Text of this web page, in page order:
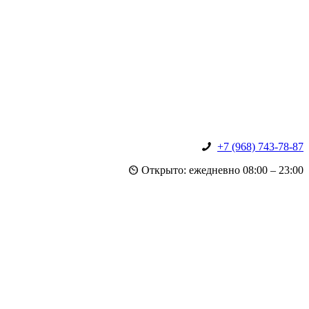
+7 (968) 743-78-87
Открыто: ежедневно 08:00 – 23:00